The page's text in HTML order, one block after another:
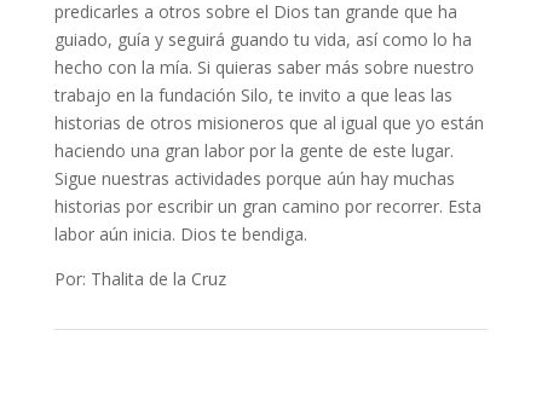
predicarles a otros sobre el Dios tan grande que ha
guiado, guía y seguirá guando tu vida, así como lo ha
hecho con la mía. Si quieras saber más sobre nuestro
trabajo en la fundación Silo, te invito a que leas las
historias de otros misioneros que al igual que yo están
haciendo una gran labor por la gente de este lugar.
Sigue nuestras actividades porque aún hay muchas
historias por escribir un gran camino por recorrer. Esta
labor aún inicia. Dios te bendiga.
Por: Thalita de la Cruz